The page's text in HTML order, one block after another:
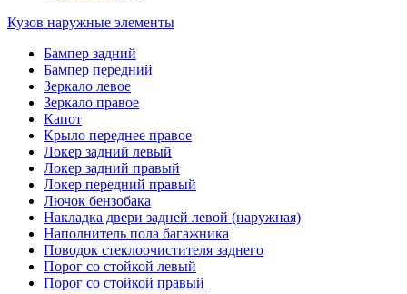
Кузов наружные элементы
Бампер задний
Бампер передний
Зеркало левое
Зеркало правое
Капот
Крыло переднее правое
Локер задний левый
Локер задний правый
Локер передний правый
Лючок бензобака
Накладка двери задней левой (наружная)
Наполнитель пола багажника
Поводок стеклоочистителя заднего
Порог со стойкой левый
Порог со стойкой правый